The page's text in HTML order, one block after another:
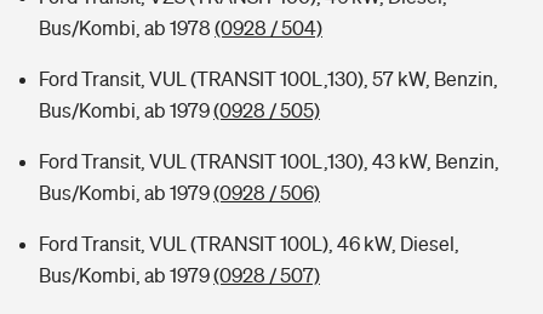
Bus/Kombi, ab 1978 (0928 / 504)
Ford Transit, VUL (TRANSIT 100L,130), 57 kW, Benzin,
Bus/Kombi, ab 1979(0928 / 505)
Ford Transit, VUL (TRANSIT 100L,130), 43 kW, Benzin,
Bus/Kombi, ab 1979(0928 / 506)
Ford Transit, VUL (TRANSIT 100L), 46 kW, Diesel,
Bus/Kombi, ab 1979(0928 / 507)